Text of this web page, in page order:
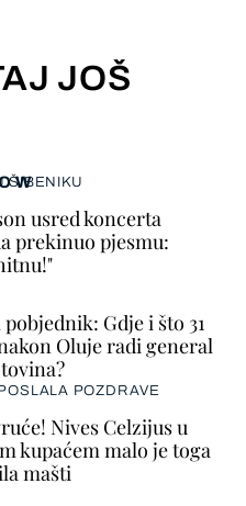
JOŠ
ŠIBENIKU
usred koncerta
prekinuo pjesmu:
Gdje i što 31
Oluje radi general
POZDRAVE
Nives Celzijus u
kupaćem malo je toga
mašti